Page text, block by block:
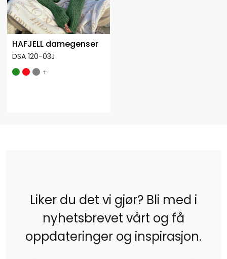
HAFJELL damegenser
DSA 120-03J
+
Liker du det vi gjør? Bli med i
nyhetsbrevet vårt og få
oppdateringer og inspirasjon.